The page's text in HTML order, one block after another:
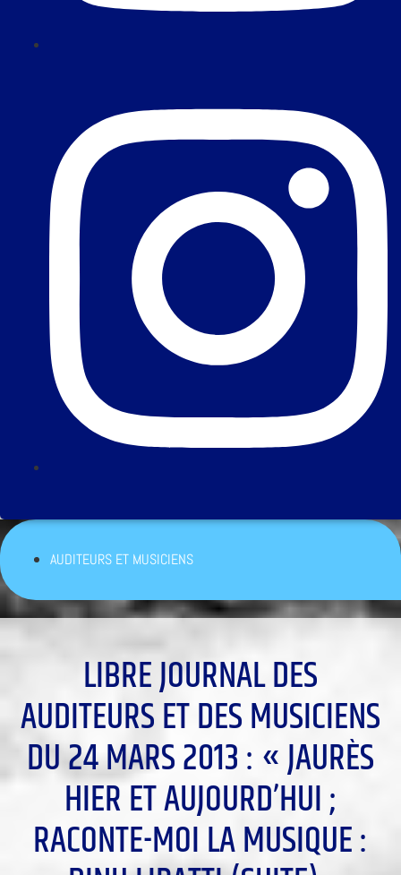
AUDITEURS ET MUSICIENS
LIBRE JOURNAL DES
AUDITEURS ET DES MUSICIENS
DU 24 MARS 2013 : « JAURÈS
HIER ET AUJOURD’HUI ;
RACONTE-MOI LA MUSIQUE :